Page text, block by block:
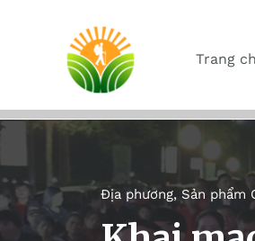
Trang
Địa phương, Sản phẩm